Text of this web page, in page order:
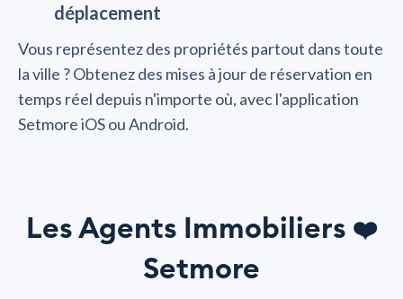
déplacement
Vous représentez des propriétés partout dans toute
la ville ? Obtenez des mises à jour de réservation en
temps réel depuis n'importe où, avec l'application
Setmore iOS ou Android.
Les Agents Immobiliers ❤️
Setmore